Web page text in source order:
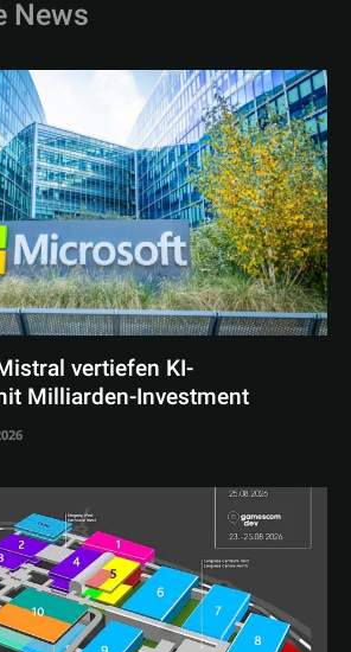
News
vertiefen KI-
Milliarden-Investment